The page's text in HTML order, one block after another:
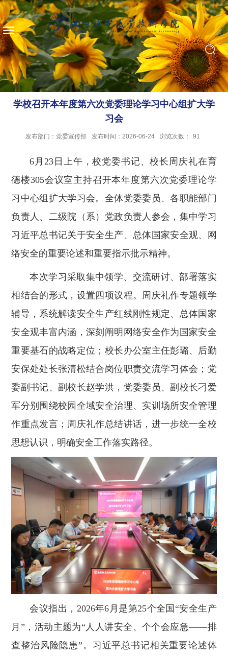
学校召开本年度第六次党委理论学习中心组扩大学
习会
发布部门：党委宣传部 发布时间：2026-06-24 浏览次数： 91
6月23日上午，校党委书记、校长周庆礼在育
德楼305会议室主持召开本年度第六次党委理论学
习中心组扩大学习会。全体党委委员、各职能部门
负责人、二级院（系）党政负责人参会，集中学习
习近平总书记关于安全生产、总体国家安全观、网
络安全的重要论述和重要指示批示精神。
本次学习采取集中领学、交流研讨、部署落实
相结合的形式，设置四项议程。周庆礼作专题领学
辅导，系统解读安全生产红线刚性规定、总体国家
安全观丰富内涵，深刻阐明网络安全作为国家安全
重要基石的战略定位；校长办公室主任彭璐、后勤
安保处处长张清松结合岗位职责交流学习体会；党
委副书记、副校长赵学洪，党委委员、副校长刁爱
军分别围绕校园全域安全治理、实训场所安全管理
作重点发言；周庆礼作总结讲话，进一步统一全校
思想认识，明确安全工作落实路径。
会议指出，2026年6月是第25个全国“安全生产
月”，活动主题为“人人讲安全、个个会应急——排
查整治风险隐患”。习近平总书记相关重要论述体